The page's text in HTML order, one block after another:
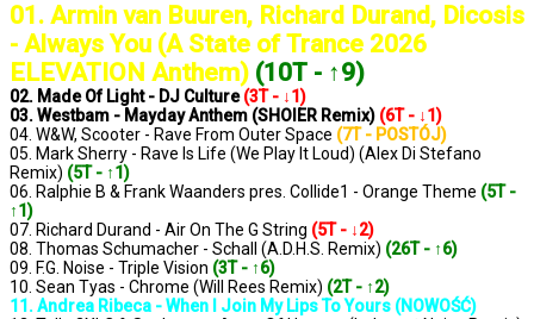
01. Armin van Buuren, Richard Durand, Dicosis
- Always You (A State of Trance 2026
ELEVATION Anthem) (10T - ↑9)
02. Made Of Light - DJ Culture(3T - ↓1)
03. Westbam - Mayday Anthem (SHOIER Remix) (6T - ↓1)
04. W&W, Scooter - Rave From Outer Space (7T - POSTÓJ)
05. Mark Sherry - Rave Is Life (We Play It Loud) (Alex Di Stefano
Remix) (5T - ↑1)
06. Ralphie B & Frank Waanders pres. Collide1 - Orange Theme (5T -
↑1)
07. Richard Durand - Air On The G String (5T - ↓2)
08. Thomas Schumacher - Schall (A.D.H.S. Remix) (26T - ↑6)
09. F.G. Noise - Triple Vision (3T - ↑6)
10. Sean Tyas - Chrome (Will Rees Remix) (2T - ↑2)
11. Andrea Ribeca - When I Join My Lips To Yours (NOWOŚĆ)